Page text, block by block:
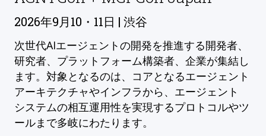
2026年9月10・11日 | 渋谷
次世代AIエージェントの開発を推進する開発者、
研究者、プラットフォーム構築者、企業が集結し
ます。対象となるのは、コアとなるエージェント
アーキテクチャやインフラから、エージェント
システムの相互運用性を実現するプロトコルやツ
ールまで多岐にわたります。